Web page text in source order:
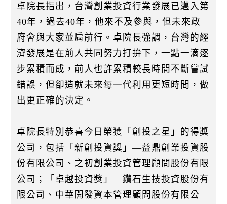
卓院長指出，台灣創業投資行業發展已邁入第
40年，過去40年，他來不及參與，但未來政
府會與大家並肩前行。卓院長強調，台灣的經
濟發展是在前人共同努力打拚下，一點一滴逐
步累積而成，前人也許累積較長時間不斷嘗試
錯誤，但卻造就未來每一代利用更短時間，做
出更正確的決定。
卓院長特別恭喜今日榮獲「創投之星」的得獎
公司，包括「新創投資獎」—益鼎創業投資股
份有限公司、之初創業投資管理顧問股份有限
公司；「卓越投資獎」—鑽石生技投資股份有
限公司、中華開發資本管理顧問股份有限公